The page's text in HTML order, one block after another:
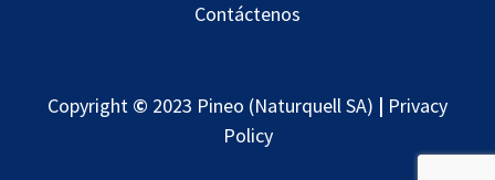
Contáctenos
Copyright © 2023 Pineo (Naturquell SA) | Privacy
Policy